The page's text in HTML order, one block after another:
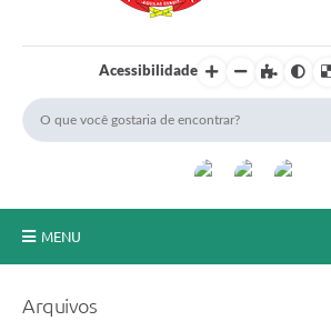
Acessibilidade
MENU
Arquivos